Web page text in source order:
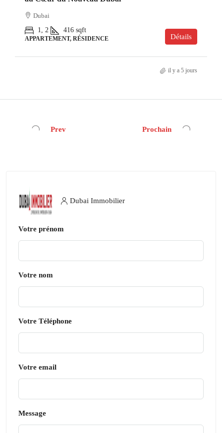
Dubai
1, 2
416 sqft
APPARTEMENT, RÉSIDENCE Détails
il y a 5 jours
Prev Prochain
Dubai Immobilier
Votre prénom
Votre nom
Votre Téléphone
Votre email
Message